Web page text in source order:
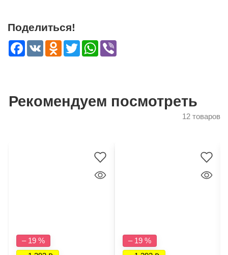
Поделиться!
Facebook
VK Odnoklassniki
TwitterWhatsApp
Рекомендуем посмотреть
12 товаров
– 19 %
– 19 %